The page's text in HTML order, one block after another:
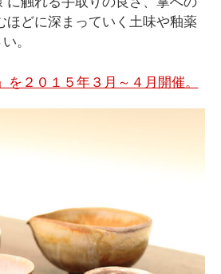
ほどに深まっていく土味や釉薬
。
２０１５年３月～４月開催。